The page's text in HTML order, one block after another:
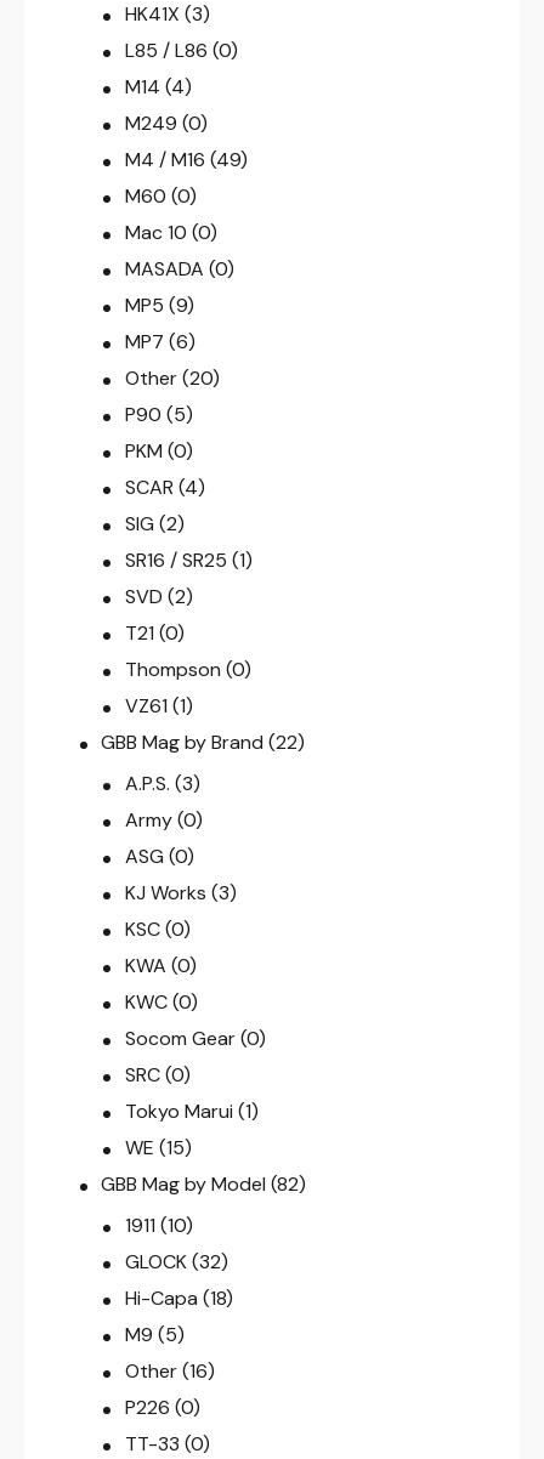
HK41X (3)
L85 / L86 (0)
M14 (4)
M249 (0)
M4 / M16 (49)
M60 (0)
Mac 10 (0)
MASADA (0)
MP5 (9)
MP7 (6)
Other (20)
P90 (5)
PKM (0)
SCAR (4)
SIG (2)
SR16 / SR25 (1)
SVD (2)
T21 (0)
Thompson (0)
VZ61 (1)
GBB Mag by Brand (22)
A.P.S. (3)
Army (0)
ASG (0)
KJ Works (3)
KSC (0)
KWA (0)
KWC (0)
Socom Gear (0)
SRC (0)
Tokyo Marui (1)
WE (15)
GBB Mag by Model (82)
1911 (10)
GLOCK (32)
Hi-Capa (18)
M9 (5)
Other (16)
P226 (0)
TT-33 (0)